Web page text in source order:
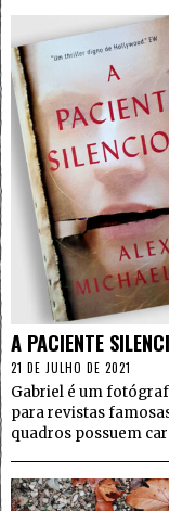
A PACIENTE
21 DE JULHO DE 2021
Gabriel é um
para revistas
quadros possuem